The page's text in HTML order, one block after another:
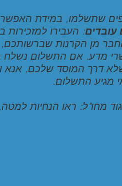
שתשלמו, במידת
: העבירו
מן הקרנות
מדע. אם התשלום
דרך המוסד שלכם, אנא
מגיע התשלום.
מחו"ל: ראו הנחיות